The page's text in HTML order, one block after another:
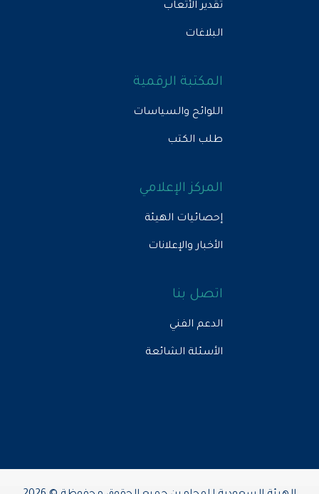
تقدير الأتعاب
البلاغات
المكتبة الرقمية
اللوائح والسياسات
طلب الكتب
المركز الإعلامي
إحصائيات الهيئة
الأخبار والإعلانات
اتصل بنا
الدعم الفني
الأسئلة الشائعة